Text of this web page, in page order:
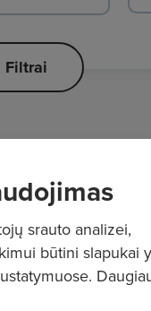
Filtrai
srauto analizei,
būtini slapukai